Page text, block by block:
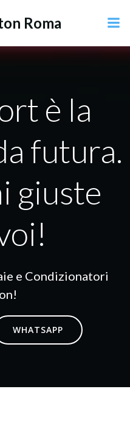
Roma
è la
futura.
giuste
e Condizionatori
WHATSAPP